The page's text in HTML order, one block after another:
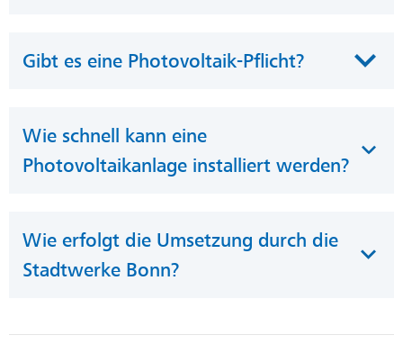
Gibt es eine Photovoltaik-Pflicht?
Wie schnell kann eine
Photovoltaikanlage installiert werden?
Wie erfolgt die Umsetzung durch die
Stadtwerke Bonn?